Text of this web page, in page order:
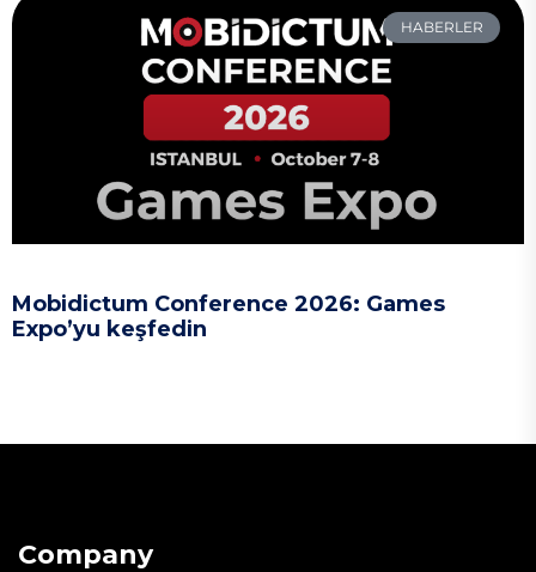
HABERLER
Mobidictum Conference 2026: Games
Expo’yu keşfedin
Company